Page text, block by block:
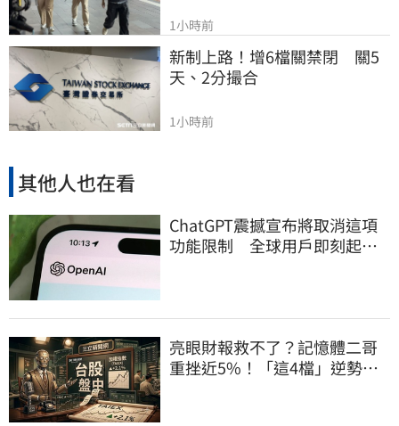
1小時前
新制上路！增6檔關禁閉　關5
天、2分撮合
1小時前
其他人也在看
ChatGPT震撼宣布將取消這項
功能限制 全球用戶即刻起
亮眼財報救不了？記憶體二哥
重挫近5%！「這4檔」逆勢上